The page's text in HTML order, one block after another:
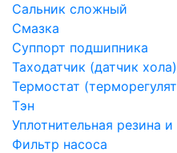
Сальник сложный
Смазка
Суппорт подшипника
Таходатчик (датчик хола)
Термостат
Тэн
Уплотнительная резина
Фильтр насоса